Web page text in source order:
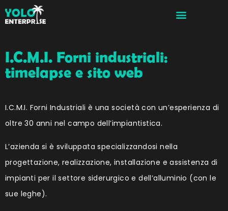
I.C.M.I. Forni industriali:
timelapse e sito web
I.C.M.I. Forni Industriali è una società con un’esperienza di
oltre 30 anni nel campo dell’impiantistica.
L’azienda si è sviluppata specializzandosi nella
progettazione, realizzazione, installazione e assistenza di
impianti per il settore siderurgico e dell’alluminio (con le
sue leghe).